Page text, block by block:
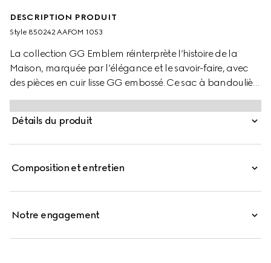
DESCRIPTION PRODUIT
Style ‎850242 AAFOM 1053
La collection GG Emblem réinterprète l’histoire de la
Maison, marquée par l’élégance et le savoir-faire, avec
des pièces en cuir lisse GG embossé. Ce sac à bandoulière
est doté d’une bandoulière amovible et réglable qui le
transforme en accessoire multifonction.
Détails du produit
Composition et entretien
Notre engagement